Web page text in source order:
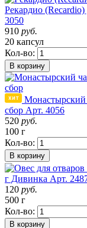
Рекардио
3050
910 руб.
20 капсул
Кол-во:
В корзину
сбор Арт. 4056
520 руб.
100 г
Кол-во:
В корзину
г Дивинка Арт.
120 руб.
500 г
Кол-во:
В корзину